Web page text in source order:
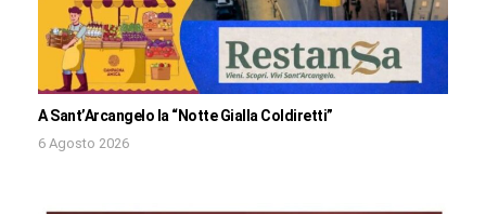
A Sant’Arcangelo la “Notte Gialla Coldiretti”
6 Agosto 2026